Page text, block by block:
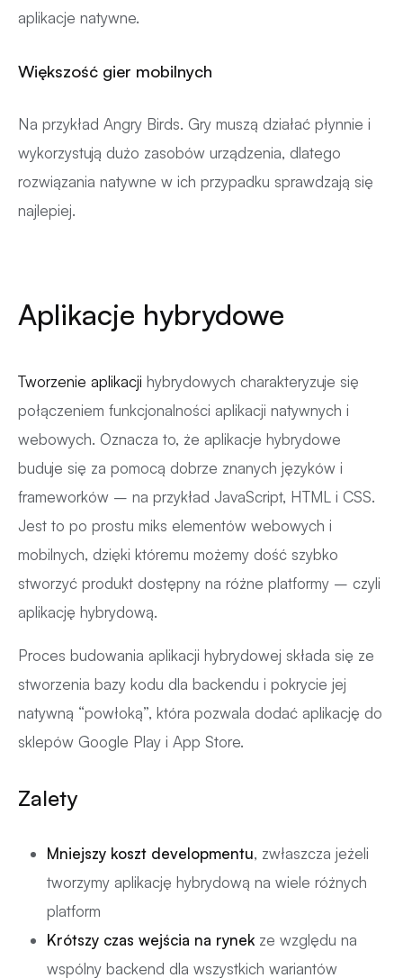
aplikacje natywne.
Większość gier mobilnych
Na przykład Angry Birds. Gry muszą działać płynnie i
wykorzystują dużo zasobów urządzenia, dlatego
rozwiązania natywne w ich przypadku sprawdzają się
najlepiej.
Aplikacje hybrydowe
Tworzenie aplikacji hybrydowych charakteryzuje się
połączeniem funkcjonalności aplikacji natywnych i
webowych. Oznacza to, że aplikacje hybrydowe
buduje się za pomocą dobrze znanych języków i
frameworków – na przykład JavaScript, HTML i CSS.
Jest to po prostu miks elementów webowych i
mobilnych, dzięki któremu możemy dość szybko
stworzyć produkt dostępny na różne platformy – czyli
aplikację hybrydową.
Proces budowania aplikacji hybrydowej składa się ze
stworzenia bazy kodu dla backendu i pokrycie jej
natywną “powłoką”, która pozwala dodać aplikację do
sklepów Google Play i App Store.
Zalety
Mniejszy koszt developmentu, zwłaszcza jeżeli
tworzymy aplikację hybrydową na wiele różnych
platform
Krótszy czas wejścia na rynek ze względu na
wspólny backend dla wszystkich wariantów